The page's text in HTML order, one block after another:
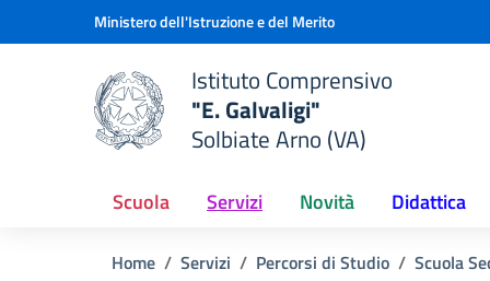
Vai ai contenuti
Vai al menu di navigazioneMinistero dell'Istruzione e del Merito
scuola
Istituto Comprensivo
"E. Galvaligi"
Solbiate Arno (VA)
Scuola Servizi Novità Didattica
Home Servizi Percorsi di Studio Scuola